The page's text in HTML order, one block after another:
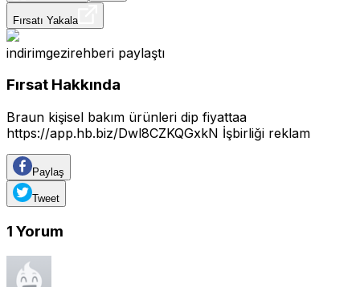
Fırsatı Yakala
indirimgezirehberi paylaştı
Fırsat Hakkında
Braun kişisel bakım ürünleri dip fiyattaa
https://app.hb.biz/Dwl8CZKQGxkN İşbirliği reklam
Paylaş
Tweet
1 Yorum